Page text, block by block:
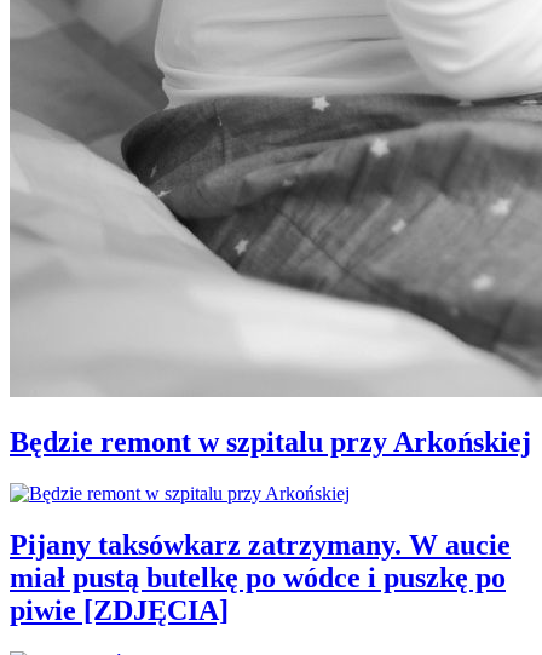
Będzie remont w szpitalu przy Arkońskiej
Pijany taksówkarz zatrzymany. W aucie
miał pustą butelkę po wódce i puszkę po
piwie [ZDJĘCIA]